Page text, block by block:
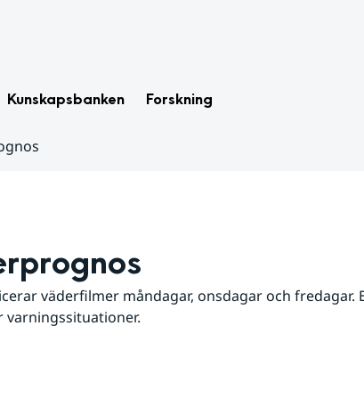
Kunskapsbanken Forskning
väderfilmer måndagar, onsdagar och fredagar.
varningssituationer.